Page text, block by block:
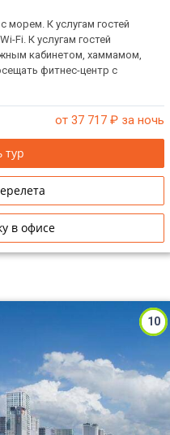
К услугам гостей
Fi. К услугам гостей
кабинетом, хаммамом,
фитнес-центр с
от 37 717 ₽ за ночь
тур
в офисе
10